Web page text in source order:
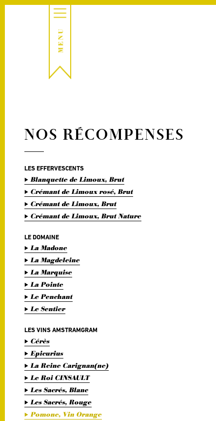
NOS RÉCOMPENSES
LES EFFERVESCENTS
Blanquette de Limoux, Brut
Crémant de Limoux rosé, Brut
Crémant de Limoux, Brut
Crémant de Limoux, Brut Nature
LE DOMAINE
La Madone
La Magdeleine
La Marquise
La Pointe
Le Penchant
Le Sentier
LES VINS AMSTRAMGRAM
Cérès
Epicurius
La Reine Carignan(ne)
Le Roi CINSAULT
Les Sacrés, Blanc
Les Sacrés, Rouge
Pomone, Vin Orange